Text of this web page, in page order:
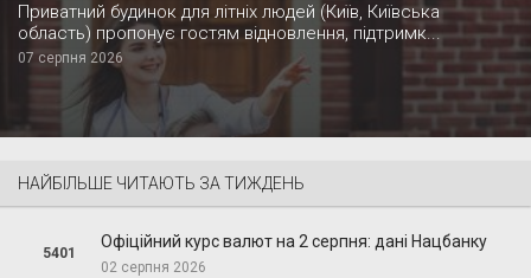
Приватний будинок для літніх людей (Київ, Київська
область) пропонує гостям відновлення, підтримк...
07 серпня 2026
НАЙБІЛЬШЕ ЧИТАЮТЬ ЗА ТИЖДЕНЬ
5401
Офіційний курс валют на 2 серпня: дані Нацбанку
02 серпня 2026